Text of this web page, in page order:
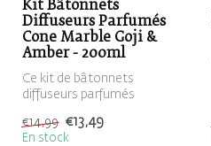
Kit Bâtonnets
Diffuseurs Parfumés
Cone Marble Goji &
Amber - 200ml
Ce kit de bâtonnets
diffuseurs parfumés
rempli de l...
€14,99 €13,49
En stock